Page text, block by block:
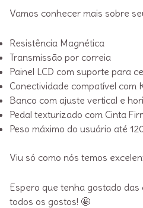
Vamos conhecer mais sobre
Resistência Magnética
Transmissão por correia
Painel LCD com suporte para
Conectividade compatível com
Banco com ajuste vertical e
Pedal texturizado com Cinta
Peso máximo do usuário até
Viu só como nós temos
Espero que tenha gostado das
todos os gostos! 🤩